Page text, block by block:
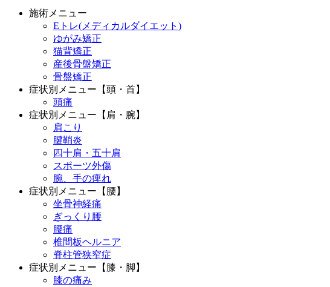
施術メニュー
Eトレ(メディカルダイエット)
ゆがみ矯正
猫背矯正
産後骨盤矯正
骨盤矯正
症状別メニュー【頭・首】
頭痛
症状別メニュー【肩・腕】
肩こり
腱鞘炎
四十肩・五十肩
スポーツ外傷
腕、手の痺れ
症状別メニュー【腰】
坐骨神経痛
ぎっくり腰
腰痛
椎間板ヘルニア
脊柱管狭窄症
症状別メニュー【膝・脚】
膝の痛み